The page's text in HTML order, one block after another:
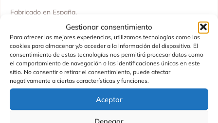
Gestionar consentimiento
Para ofrecer las mejores experiencias, utilizamos tecnologías como las
cookies para almacenar y/o acceder a la información del dispositivo. El
consentimiento de estas tecnologías nos permitirá procesar datos como
el comportamiento de navegación o las identificaciones únicas en este
sitio. No consentir o retirar el consentimiento, puede afectar
negativamente a ciertas características y funciones.
Aceptar
Denegar
Fabricado en España.
Edad recomendada: No recomendado a menores de 3 años.
Productos Relacionados